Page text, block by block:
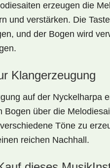
erzeugen die
und verstärken. Die
und der Bogen wird
Klangerzeugung
auf der Nyckelharpa
Bogen über die
Töne zu
reichen Nachhall.